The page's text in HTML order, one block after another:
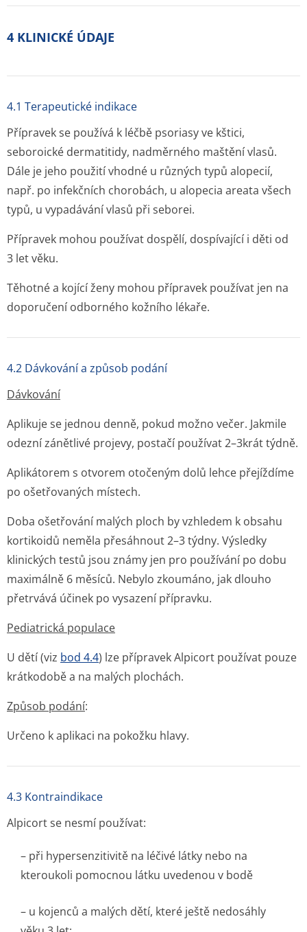
4 KLINICKÉ ÚDAJE
4.1 Terapeutické indikace
Přípravek se používá k léčbě psoriasy ve kštici,
seboroické dermatitidy, nadměrného maštění vlasů.
Dále je jeho použití vhodné u různých typů alopecií,
např. po infekčních chorobách, u alopecia areata všech
typů, u vypadávání vlasů při seborei.
Přípravek mohou používat dospělí, dospívající i děti od
3 let věku.
Těhotné a kojící ženy mohou přípravek používat jen na
doporučení odborného kožního lékaře.
4.2 Dávkování a způsob podání
Dávkování
Aplikuje se jednou denně, pokud možno večer. Jakmile
odezní zánětlivé projevy, postačí používat 2–3krát týdně.
Aplikátorem s otvorem otočeným dolů lehce přejíždíme
po ošetřovaných místech.
Doba ošetřování malých ploch by vzhledem k obsahu
kortikoidů neměla přesáhnout 2–3 týdny. Výsledky
klinických testů jsou známy jen pro používání po dobu
maximálně 6 měsíců. Nebylo zkoumáno, jak dlouho
přetrvává účinek po vysazení přípravku.
Pediatrická populace
U dětí (viz bod 4.4) lze přípravek Alpicort používat pouze
krátkodobě a na malých plochách.
Způsob podání:
Určeno k aplikaci na pokožku hlavy.
4.3 Kontraindikace
Alpicort se nesmí používat:
– při hypersenzitivitě na léčivé látky nebo na
kteroukoli pomocnou látku uvedenou v bodě
– u kojenců a malých dětí, které ještě nedosáhly